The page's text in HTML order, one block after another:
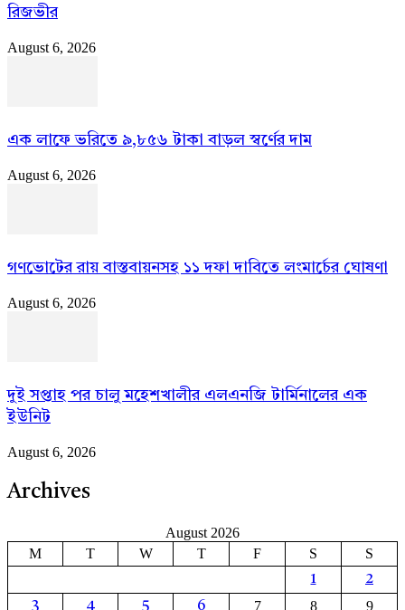
রিজভীর
August 6, 2026
এক লাফে ভরিতে ৯,৮৫৬ টাকা বাড়ল স্বর্ণের দাম
August 6, 2026
গণভোটের রায় বাস্তবায়নসহ ১১ দফা দাবিতে লংমার্চের ঘোষণা
August 6, 2026
দুই সপ্তাহ পর চালু মহেশখালীর এলএনজি টার্মিনালের এক
ইউনিট
August 6, 2026
Archives
August 2026
M
T W T F S S
1
2
3
4 5 6 7 8 9